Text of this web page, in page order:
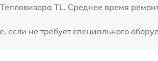
TL. Среднее время
не требует специального